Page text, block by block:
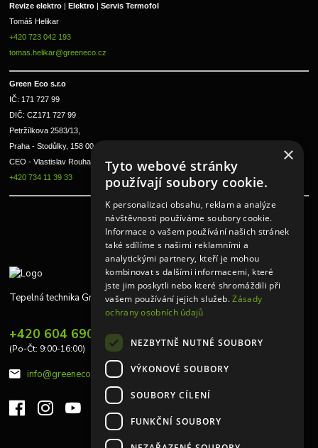
Revize elektro | Elektro | Servis Termofol
Tomáš Helikar
+420 723 042 193
tomas.helikar@greeneco.cz
Green Eco s.r.o
IČ: 171 727 99
DIČ: CZ171 727 99
Petržílkova 2583/13,
Praha - Stodůlky, 158 00
CEO - Vlastislav Rouha ml.
+420 734 11 39 33
Tepelná technika Greeneco
+420 604 690 848
(Po-Čt: 9:00-16:00)
info@greeneco.cz
×
Tyto webové stránky
používají soubory cookie.
K personalizaci obsahu, reklam a analýze
návštěvnosti používáme soubory cookie.
Informace o vašem používání našich stránek
také sdílíme s našimi reklamními a
analytickými partnery, kteří je mohou
kombinovat s dalšími informacemi, které
jste jim poskytli nebo které shromáždili při
vašem používání jejich služeb.Zásady
ochrany osobních údajů
NEZBYTNĚ NUTNÉ SOUBORY
VÝKONOVÉ SOUBORY
SOUBORY CÍLENÍ
FUNKČNÍ SOUBORY